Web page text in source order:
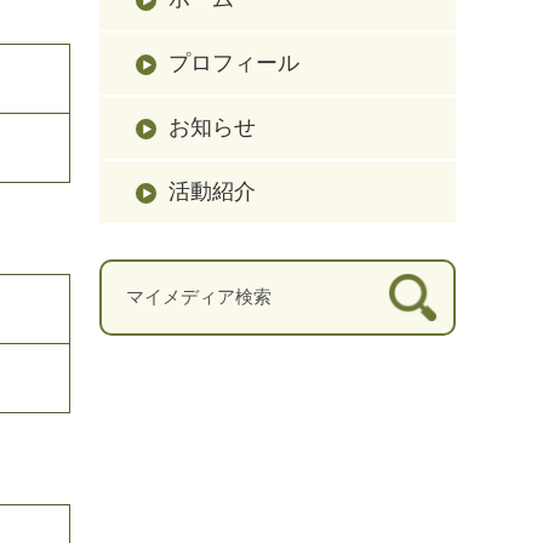
プロフィール
お知らせ
活動紹介